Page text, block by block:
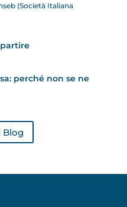
(Società Italiana
perché non se ne
Blog